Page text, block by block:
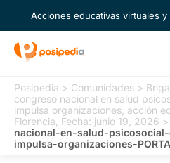
Acciones educativas virtuales
Posipedia > Comunidades >
congreso nacional en salud
impulsa organizaciones, acción
Florencia, Fecha: junio 19, 2026 >
nacional-en-salud-
impulsa-organizaciones-